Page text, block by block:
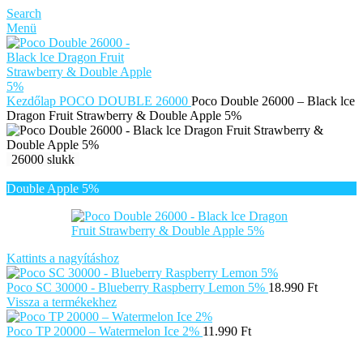
Search
Menü
Kezdőlap POCO DOUBLE 26000 Poco Double 26000 – Black lce
Dragon Fruit Strawberry & Double Apple 5%
26000 slukk
Kattints a nagyításhoz
Poco SC 30000 - Blueberry Raspberry Lemon 5% 18.990 Ft
Vissza a termékekhez
Poco TP 20000 – Watermelon Ice 2% 11.990 Ft